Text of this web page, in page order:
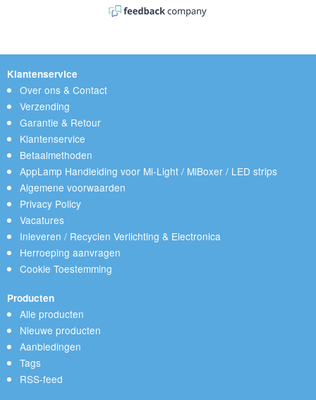
Klantenservice
Over ons & Contact
Verzending
Garantie & Retour
Klantenservice
Betaalmethoden
AppLamp Handleiding voor Mi-Light / MiBoxer / LED strips
Algemene voorwaarden
Privacy Policy
Vacatures
Inleveren / Recyclen Verlichting & Electronica
Herroeping aanvragen
Cookie Toestemming
Producten
Alle producten
Nieuwe producten
Aanbiedingen
Tags
RSS-feed